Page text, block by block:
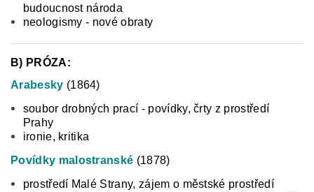
budoucnost národa
neologismy - nové obraty
B) PRÓZA:
Arabesky (1864)
soubor drobných prací - povídky, črty z prostředí
Prahy
ironie, kritika
Povídky malostranské (1878)
prostředí Malé Strany, zájem o městské prostředí